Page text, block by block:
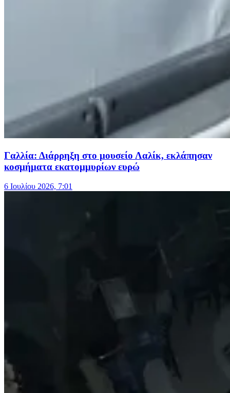
Γαλλία: Διάρρηξη στο μουσείο Λαλίκ, εκλάπησαν
κοσμήματα εκατομμυρίων ευρώ
6 Ιουλίου 2026, 7:01